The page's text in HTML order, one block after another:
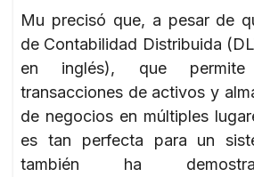
Mu precisó que, a pesar de
de Contabilidad Distribuida
en inglés), que
transacciones de activos y
de negocios en múltiples
es tan perfecta para un
también ha